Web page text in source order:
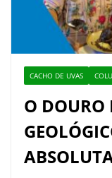
CACHO DE UVAS
O DOURO